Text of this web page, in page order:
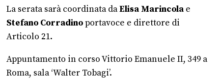
La serata sarà coordinata daElisa Marincola e
Stefano Corradinoportavoce e direttore di
Articolo 21.
Appuntamento in corso Vittorio Emanuele II, 349 a
Roma, sala ‘Walter Tobagi’.